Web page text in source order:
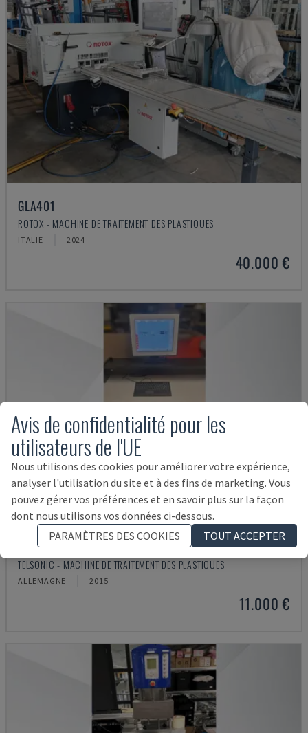
GLA401
ROTOX - MACHINE DE TRAITEMENT DES PLASTIQUES
ITALIE 2024
40.000 €
TELSOSPLICE TS3-6 P3.6 TABLE
TELSONIC - MACHINE DE TRAITEMENT DES PLASTIQUES
ALLEMAGNE 2015
11.000 €
Avis de confidentialité pour les
utilisateurs de l'UE
Nous utilisons des cookies pour améliorer votre expérience,
analyser l'utilisation du site et à des fins de marketing. Vous
pouvez gérer vos préférences et en savoir plus sur la façon
dont nous utilisons vos données ci-dessous.
PARAMÈTRES DES COOKIES
TOUT ACCEPTER